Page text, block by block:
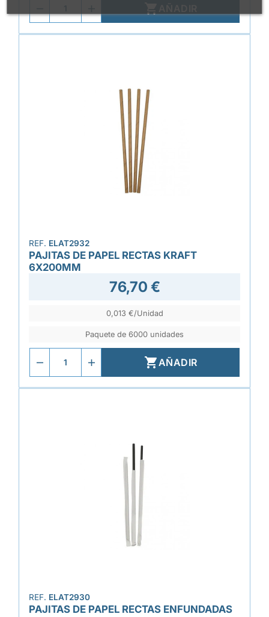
REF. ELAT2932
PAJITAS DE PAPEL RECTAS KRAFT
6X200MM
76,70 €
0,013 €/Unidad
Paquete de 6000 unidades
AÑADIR
REF. ELAT2930
PAJITAS DE PAPEL RECTAS ENFUNDADAS